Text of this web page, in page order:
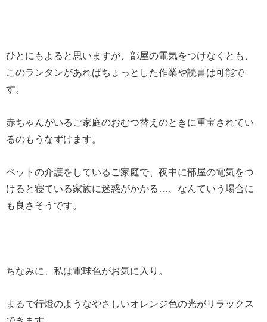
ひとにもよると思いますが、部屋の電気をつけなくとも、
このランタンがあればちょっとした作業や読書は可能で
す。
赤ちゃんがいるご家庭のおむつ替えのときに重宝されてい
るのもうなずけます。
ペットの介護をしているご家庭で、夜中に部屋の電気をつ
けると寝ている家族に迷惑がかかる…、なんていう場合に
も良さそうです。
ちなみに、私は電球色がお気に入り。
まるで行燈のようなやさしいオレンジ色の光がリラックス